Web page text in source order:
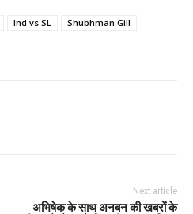
Ind vs SL
Shubhman Gill
Next article
अभिषेक के साथ अनबन की खबरों के